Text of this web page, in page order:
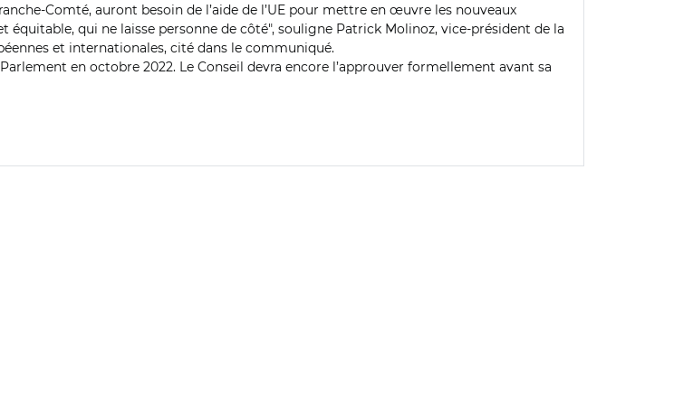
Comté, auront besoin de l’aide de l’UE pour mettre en œuvre les nouveaux
qui ne laisse personne de côté", souligne Patrick Molinoz, vice-président de la
et internationales, cité dans le communiqué.
en octobre 2022. Le Conseil devra encore l’approuver formellement avant sa